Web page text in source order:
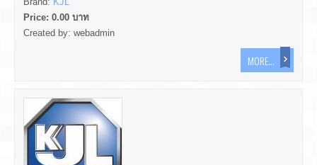
Price: 0.00 บาท
Created by: webadmin
MORE...